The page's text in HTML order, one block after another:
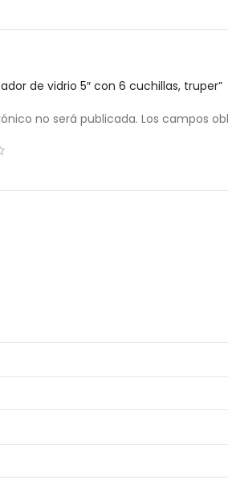
de vidrio 5″ con 6 cuchillas, truper”
no será publicada. Los campos